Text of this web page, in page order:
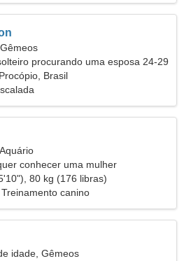
procurando uma esposa 24-29
Brasil
conhecer uma mulher
80 kg (176 libras)
canino
idade, Gêmeos